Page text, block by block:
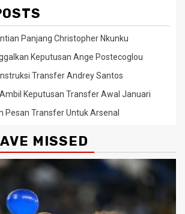
Panjang Christopher Nkunku
Keputusan Ange Postecoglou
Transfer Andrey Santos
Keputusan Transfer Awal Januari
Pesan Transfer Untuk Arsenal
MISSED